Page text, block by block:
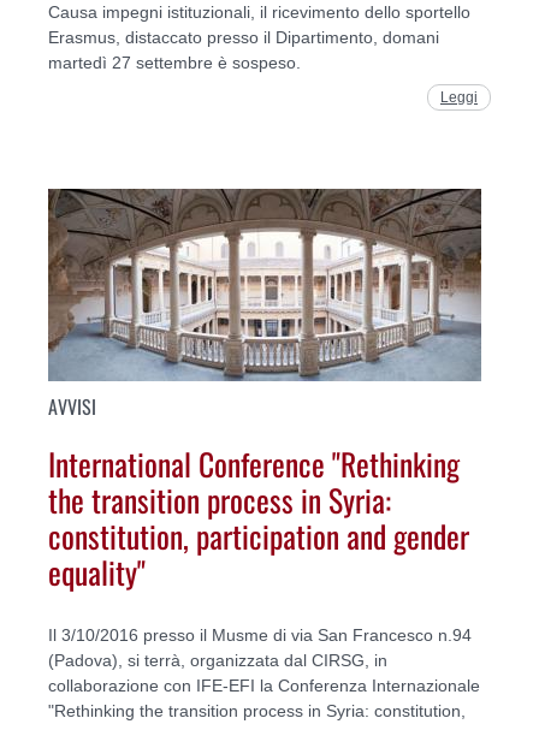
Causa impegni istituzionali, il ricevimento dello sportello
Erasmus, distaccato presso il Dipartimento, domani
martedì 27 settembre è sospeso.
Leggi
AVVISI
International Conference "Rethinking
the transition process in Syria:
constitution, participation and gender
equality"
Il 3/10/2016 presso il Musme di via San Francesco n.94
(Padova), si terrà, organizzata dal CIRSG, in
collaborazione con IFE-EFI la Conferenza Internazionale
"Rethinking the transition process in Syria: constitution,